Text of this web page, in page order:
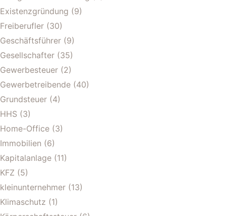
Existenzgründung (9)
Freiberufler (30)
Geschäftsführer (9)
Gesellschafter (35)
Gewerbesteuer (2)
Gewerbetreibende (40)
Grundsteuer (4)
HHS (3)
Home-Office (3)
Immobilien (6)
Kapitalanlage (11)
KFZ (5)
kleinunternehmer (13)
Klimaschutz (1)